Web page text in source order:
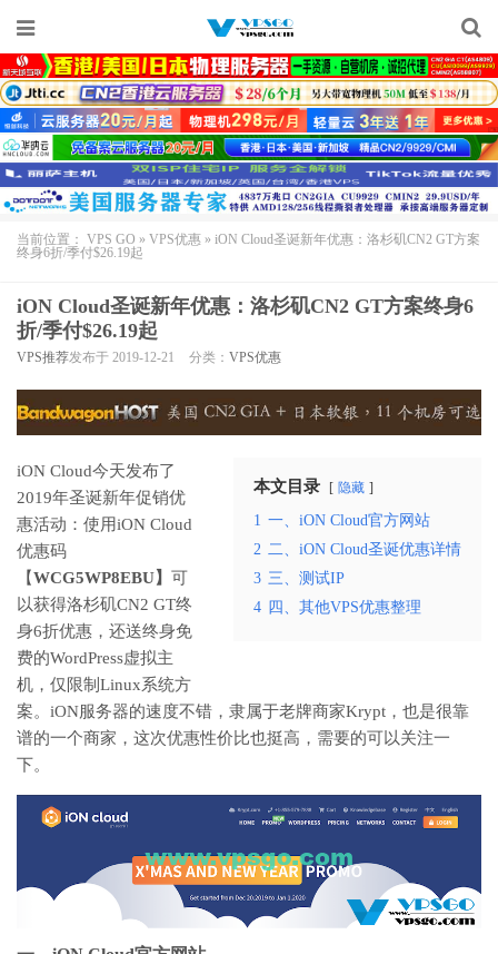
当前位置： VPS GO » VPS优惠 » iON Cloud圣诞新年优惠：洛杉矶CN2 GT方案
终身6折/季付$26.19起
iON Cloud圣诞新年优惠：洛杉矶CN2 GT方案终身6
折/季付$26.19起
VPS推荐发布于 2019-12-21 分类： VPS优惠
本文目录 隐藏
1 一、iON Cloud官方网站
2 二、iON Cloud圣诞优惠详情
3 三、测试IP
4 四、其他VPS优惠整理
iON Cloud今天发布了
2019年圣诞新年促销优
惠活动：使用iON Cloud
优惠码
【WCG5WP8EBU】 可
以获得洛杉矶CN2 GT终
身6折优惠，还送终身免
费的WordPress虚拟主
机，仅限制Linux系统方
案。iON服务器的速度不错，隶属于老牌商家Krypt，也是很靠
谱的一个商家，这次优惠性价比也挺高，需要的可以关注一
下。